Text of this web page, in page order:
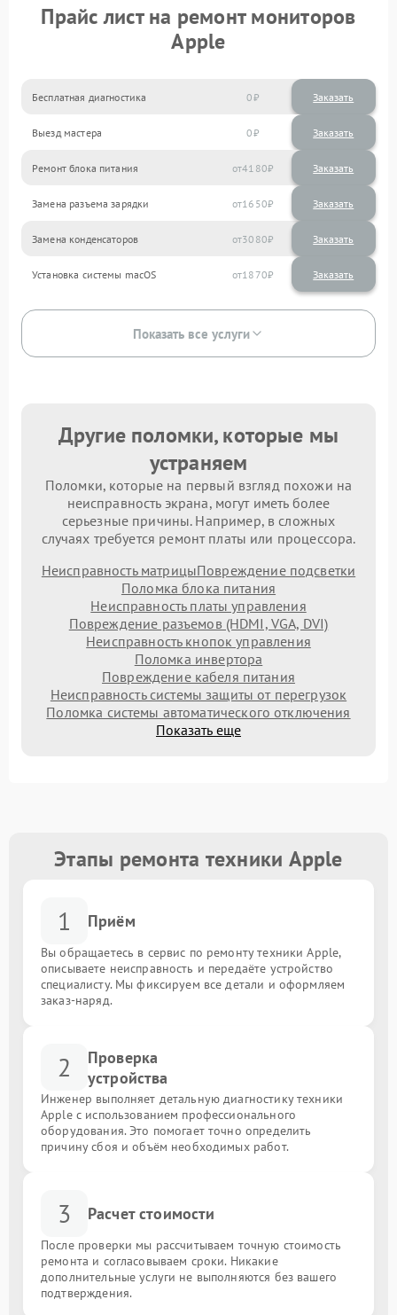
Прайс лист на ремонт мониторов
Apple
Бесплатная диагностика 0 Заказать
Выезд мастера 0 Заказать
Ремонт блока питания 4180
Замена разъема зарядки 1650
Замена конденсаторов 3080
Установка системы macOS 1870
Показать все услуги
Другие поломки, которые мы
устраняем
Поломки, которые на первый взгляд похожи на
неисправность экрана, могут иметь более
серьезные причины. Например, в сложных
случаях требуется ремонт платы или процессора.
Неисправность матрицыПовреждение подсветки
Поломка блока питания
Неисправность платы управления
Повреждение разъемов (HDMI, VGA, DVI)
Неисправность кнопок управления
Поломка инвертора
Повреждение кабеля питания
Неисправность системы защиты от перегрузок
Поломка системы автоматического отключения
Показать еще
Этапы ремонта техники Apple
1 Приём
Вы обращаетесь в сервис по ремонту техники Apple,
описываете неисправность и передаёте устройство
специалисту. Мы фиксируем все детали и оформляем
заказ-наряд.
2
Проверка
устройства
Инженер выполняет детальную диагностику техники
Apple с использованием профессионального
оборудования. Это помогает точно определить
причину сбоя и объём необходимых работ.
3 Расчет стоимости
После проверки мы рассчитываем точную стоимость
ремонта и согласовываем сроки. Никакие
дополнительные услуги не выполняются без вашего
подтверждения.